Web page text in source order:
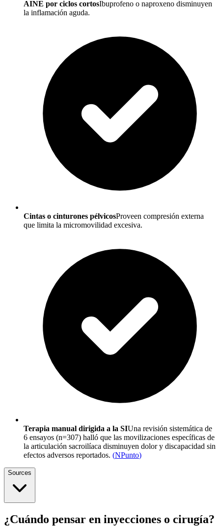
AINE por ciclos cortosIbuprofeno o naproxeno disminuyen
la inflamación aguda.
Cintas o cinturones pélvicosProveen compresión externa
que limita la micromovilidad excesiva.
Terapia manual dirigida a la SIUna revisión sistemática de
6 ensayos (n=307) halló que las movilizaciones específicas de
la articulación sacroilíaca disminuyen dolor y discapacidad sin
efectos adversos reportados. (NPunto)
Sources
¿Cuándo pensar en inyecciones o cirugía?